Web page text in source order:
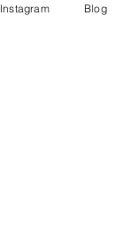
Instagram Blog